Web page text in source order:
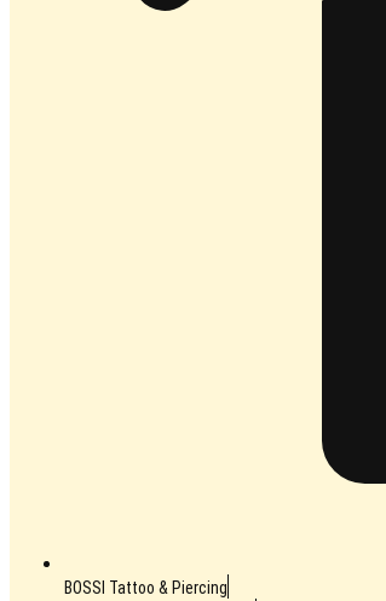
BOSSI Tattoo & Piercing